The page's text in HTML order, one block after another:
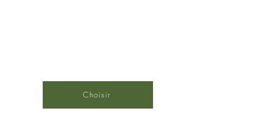
Choisir